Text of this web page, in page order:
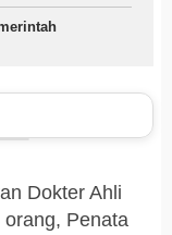
Dokter Ahli
Penata